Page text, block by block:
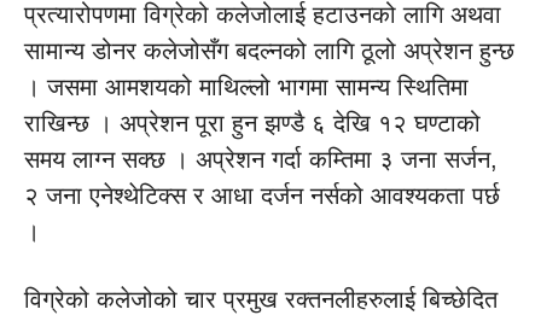
प्रत्यारोपणमा विग्रेको कलेजोलाई हटाउनको लागि अथवा
सामान्य डोनर कलेजोसँग बदल्नको लागि ठूलो अप्रेशन हुन्छ
। जसमा आमशयको माथिल्लो भागमा सामन्य स्थितिमा
राखिन्छ । अप्रेशन पूरा हुन झण्डै ६ देखि १२ घण्टाको
समय लाग्न सक्छ । अप्रेशन गर्दा कम्तिमा ३ जना सर्जन,
२ जना एनेश्थेटिक्स र आधा दर्जन नर्सको आवश्यकता पर्छ
।
विग्रेको कलेजोको चार प्रमुख रक्तनलीहरुलाई बिच्छेदित